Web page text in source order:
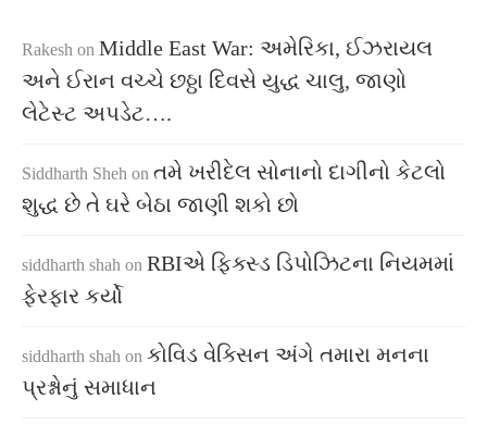
Rakesh on Middle East War: અમેરિકા, ઈઝરાયલ
અને ઈરાન વચ્ચે છઠ્ઠા દિવસે યુદ્ધ ચાલુ, જાણો
લેટેસ્ટ અપડેટ….
Siddharth Sheh on તમે ખરીદેલ સોનાનો દાગીનો કેટલો
શુદ્ધ છે તે ઘરે બેઠા જાણી શકો છો
siddharth shah on RBIએ ફિક્સ્ડ ડિપોઝિટના નિયમમાં
ફેરફાર કર્યો
siddharth shah on કોવિડ વેક્સિન અંગે તમારા મનના
પ્રશ્નોનું સમાધાન